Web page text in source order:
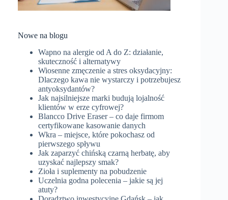
Nowe na blogu
Wapno na alergie od A do Z: działanie,
skuteczność i alternatywy
Wiosenne zmęczenie a stres oksydacyjny:
Dlaczego kawa nie wystarczy i potrzebujesz
antyoksydantów?
Jak najsilniejsze marki budują lojalność
klientów w erze cyfrowej?
Blancco Drive Eraser – co daje firmom
certyfikowane kasowanie danych
Wkra – miejsce, które pokochasz od
pierwszego spływu
Jak zaparzyć chińską czarną herbatę, aby
uzyskać najlepszy smak?
Zioła i suplementy na pobudzenie
Uczelnia godna polecenia – jakie są jej
atuty?